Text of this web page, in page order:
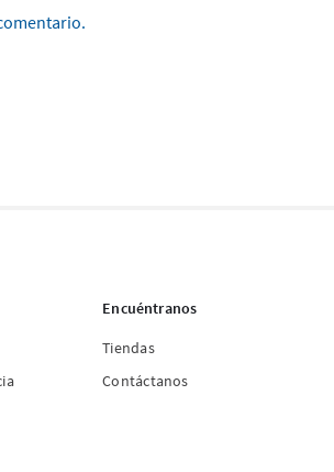
Encuéntranos
Tiendas
Contáctanos